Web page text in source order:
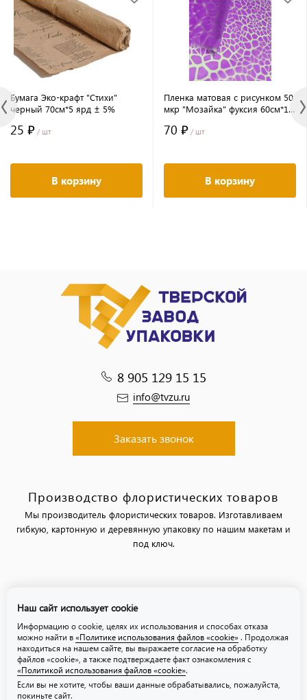
Бумага Эко-крафт "Стихи"
черный 70см*5 ярд ± 5%
25 ₽ / шт
В корзину
Пленка матовая с рисунком 50
мкр "Мозайка" фуксия 60см*10
70 ₽ / шт
В корзину
8 905 129 15 15
info@tvzu.ru
Заказать звонок
Производство флористических товаров
Мы производитель флористических товаров. Изготавливаем
гибкую, картонную и деревянную упаковку по нашим макетам и
под ключ.
Политика использования файлов «cookie»
Наш сайт использует cookie
Информацию о cookie, целях их использования и способах отказа
можно найти в «Политике использования файлов «cookie» . Продолжая
находиться на нашем сайте, вы выражаете согласие на обработку
файлов «cookie», а также подтверждаете факт ознакомления с
«Политикой использования файлов «cookie».
Если вы не хотите, чтобы ваши данные обрабатывались, пожалуйста,
покиньте сайт.